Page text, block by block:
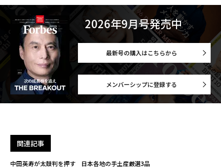
2026年9月号発売中
最新号の購入はこちらから
メンバーシップに登録する
関連記事
中田英寿が太鼓判を押す 日本各地の手土産厳選3品